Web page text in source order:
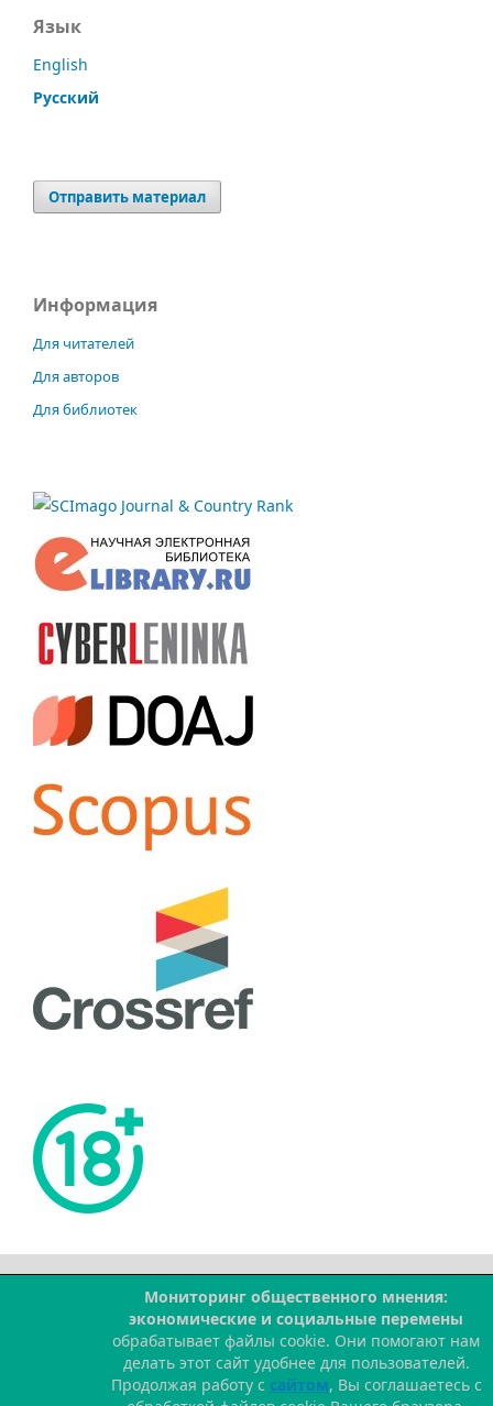
Язык
English
Русский
Отправить материал
Информация
Для читателей
Для авторов
Для библиотек
Мониторинг общественного мнения:
экономические и социальные перемены
обрабатывает файлы cookie. Они помогают нам
делать этот сайт удобнее для пользователей.
Продолжая работу с сайтом, Вы соглашаетесь с